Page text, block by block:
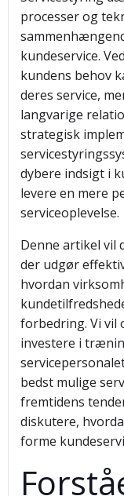
processer og
kundeservice.
kundens behov
deres service,
langvarige
strategisk
dybere indsigt i
levere en mere
serviceoplevelse.
Denne artikel vil
der udgør
hvordan
forbedring. Vi vil
investere i
bedst mulige
fremtidens
diskutere,
forme